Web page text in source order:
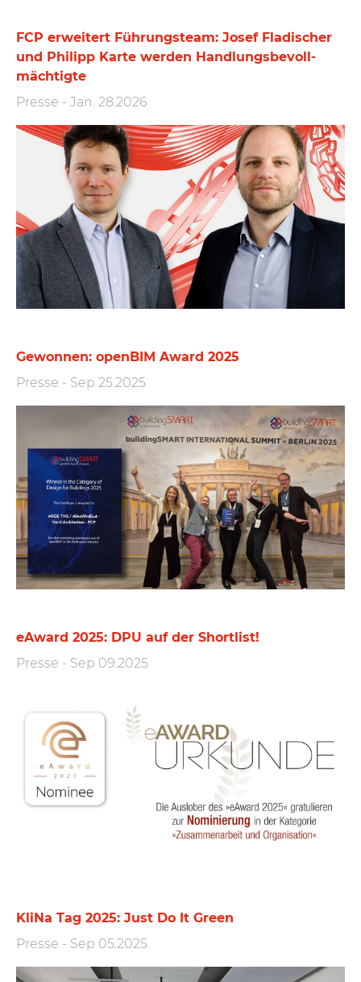
FCP erweitert Führungs­team: Josef Fladischer
und Philipp Karte werden Handlungs­bevoll­
mächtigte
Presse - Jan. 28.2026
Gewonnen: openBIM Award 2025
Presse - Sep 25.2025
eAward 2025: DPU auf der Shortlist!
Presse - Sep 09.2025
KliNa Tag 2025: Just Do It Green
Presse - Sep 05.2025